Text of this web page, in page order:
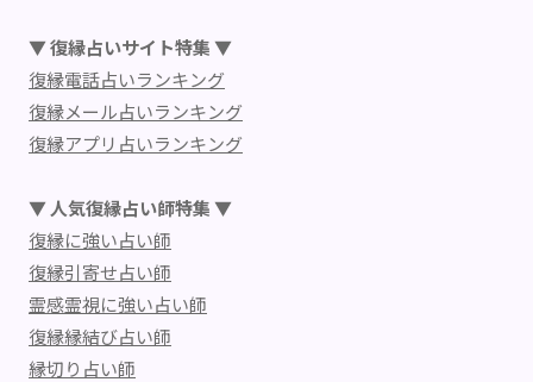
▼ 復縁占いサイト特集 ▼
復縁電話占いランキング
復縁メール占いランキング
復縁アプリ占いランキング
▼ 人気復縁占い師特集 ▼
復縁に強い占い師
復縁引寄せ占い師
霊感霊視に強い占い師
復縁縁結び占い師
縁切り占い師